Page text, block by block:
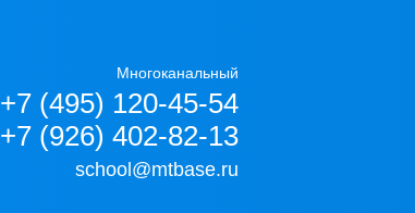
Многоканальный
+7 (495) 120-45-54
+7 (926) 402-82-13
school@mtbase.ru